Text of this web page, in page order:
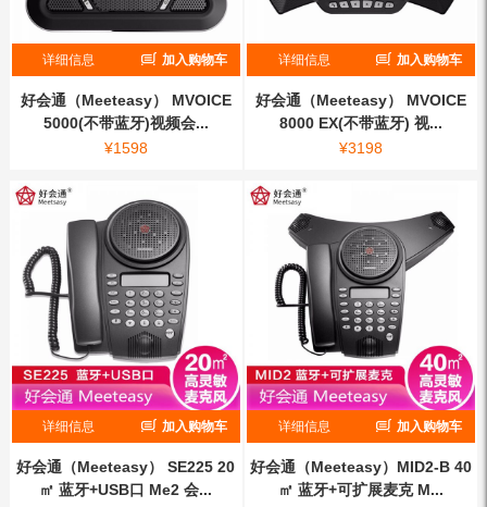
详细信息 加入购物车
好会通（Meeteasy） MVOICE
5000(不带蓝牙)视频会...
¥1598
详细信息 加入购物车
好会通（Meeteasy） MVOICE
8000 EX(不带蓝牙) 视...
¥3198
详细信息 加入购物车
好会通（Meeteasy） SE225 20
㎡ 蓝牙+USB口 Me2 会...
详细信息 加入购物车
好会通（Meeteasy）MID2-B 40
㎡ 蓝牙+可扩展麦克 M...